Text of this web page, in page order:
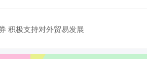
积极支持对外贸易发展